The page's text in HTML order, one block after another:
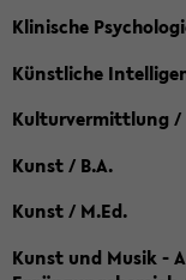
Klinische
Künstliche
Kulturvermittlung /
Kunst / B.A.
Kunst / M.Ed.
Kunst und Musik -